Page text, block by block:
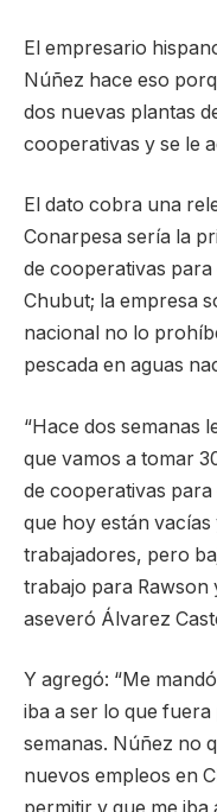
El empresario
Núñez hace eso
dos nuevas plantas
cooperativas y se le
El dato cobra una
Conarpesa sería la
de cooperativas
Chubut; la empresa
nacional no lo
pescada en aguas
“Hace dos semanas
que vamos a tomar
de cooperativas
que hoy están
trabajadores, pero
trabajo para Rawson
aseveró Álvarez
Y agregó: “Me
iba a ser lo que
semanas. Núñez no
nuevos empleos en